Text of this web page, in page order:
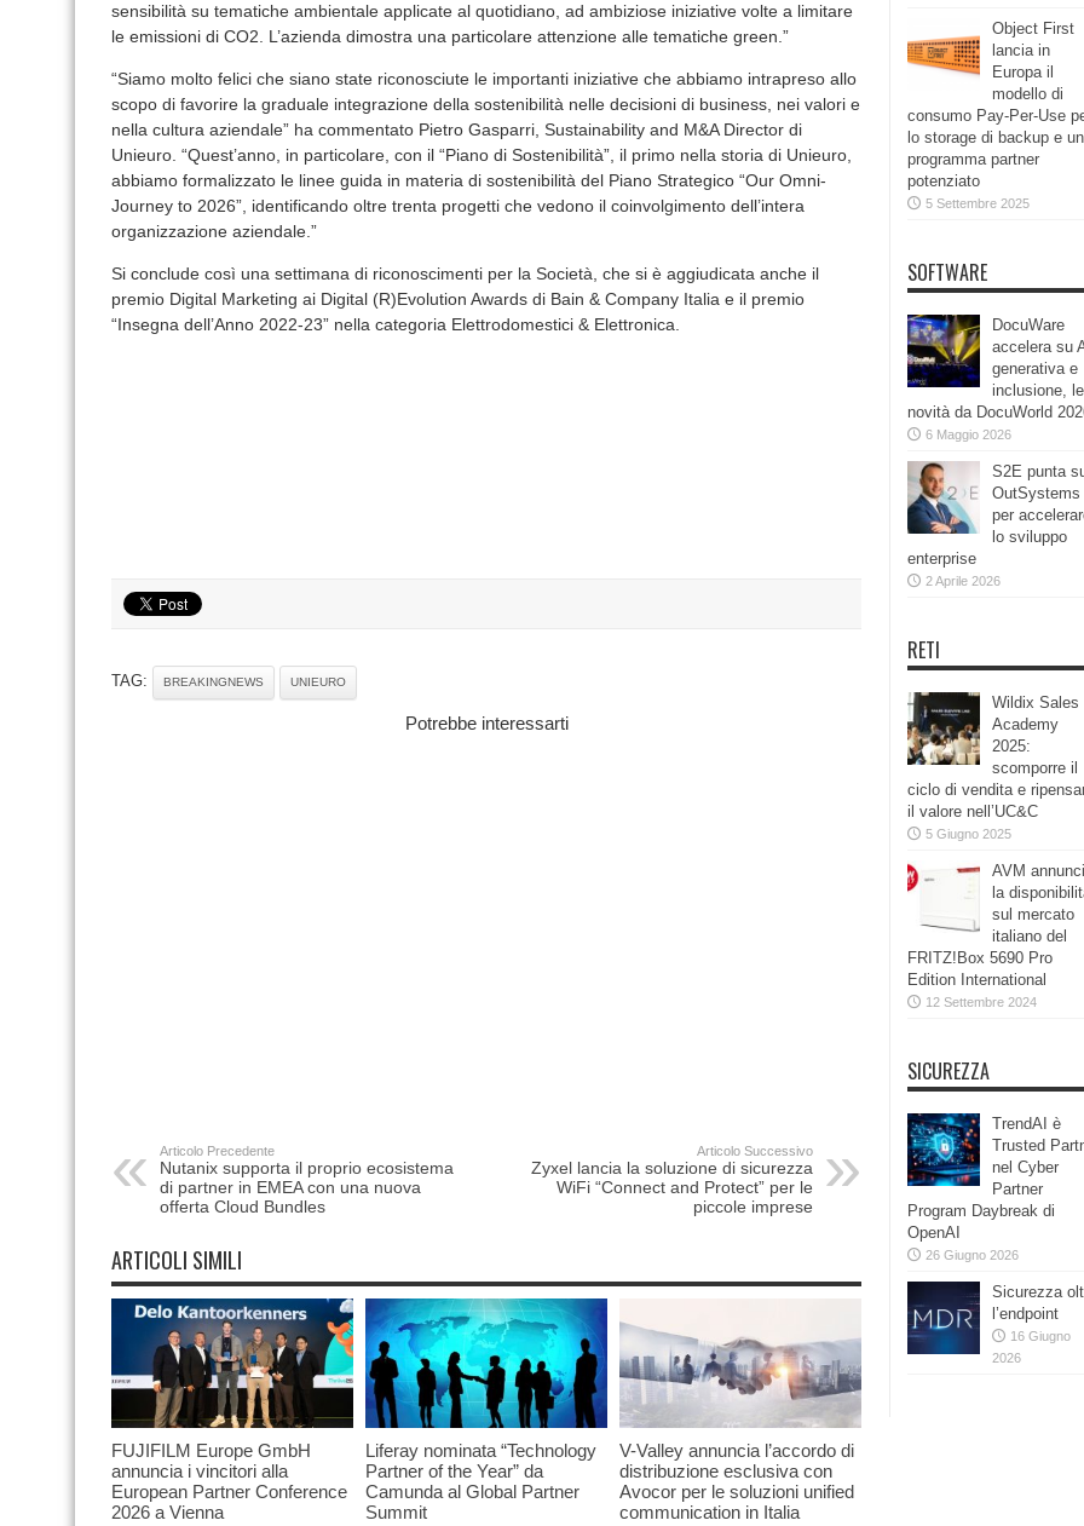
sensibilità su tematiche ambientale applicate al quotidiano, ad ambiziose iniziative volte a limitare
le emissioni di CO2. L’azienda dimostra una particolare attenzione alle tematiche green.”
“Siamo molto felici che siano state riconosciute le importanti iniziative che abbiamo intrapreso allo
scopo di favorire la graduale integrazione della sostenibilità nelle decisioni di business, nei valori e
nella cultura aziendale” ha commentato Pietro Gasparri, Sustainability and M&A Director di
Unieuro. “Quest’anno, in particolare, con il “Piano di Sostenibilità”, il primo nella storia di Unieuro,
abbiamo formalizzato le linee guida in materia di sostenibilità del Piano Strategico “Our Omni-
Journey to 2026”, identificando oltre trenta progetti che vedono il coinvolgimento dell’intera
organizzazione aziendale.”
Si conclude così una settimana di riconoscimenti per la Società, che si è aggiudicata anche il
premio Digital Marketing ai Digital (R)Evolution Awards di Bain & Company Italia e il premio
“Insegna dell’Anno 2022-23” nella categoria Elettrodomestici & Elettronica.
TAG: BREAKINGNEWS UNIEURO
Potrebbe interessarti
Articolo Precedente
Nutanix supporta il proprio ecosistema
di partner in EMEA con una nuova
offerta Cloud Bundles
Articolo Successivo
Zyxel lancia la soluzione di sicurezza
WiFi “Connect and Protect” per le
piccole imprese
ARTICOLI SIMILI
FUJIFILM Europe GmbH
annuncia i vincitori alla
European Partner Conference
2026 a Vienna
Liferay nominata “Technology
Partner of the Year” da
Camunda al Global Partner
Summit
V-Valley annuncia l’accordo di
distribuzione esclusiva con
Avocor per le soluzioni unified
communication in Italia
Object First
lancia in
Europa il
modello di
consumo Pay-Per-Use
lo storage di backup e un
programma partner
potenziato
5 Settembre 2025
SOFTWARE
DocuWare
accelera su
generativa e
inclusione, le
novità da DocuWorld
6 Maggio 2026
S2E punta
OutSystems
per
lo sviluppo
enterprise
2 Aprile 2026
RETI
Wildix Sales
Academy
2025:
scomporre il
ciclo di vendita e
il valore nell’UC&C
5 Giugno 2025
AVM
la
sul mercato
italiano del
FRITZ!Box 5690 Pro
Edition International
12 Settembre 2024
SICUREZZA
TrendAI è
Trusted
nel Cyber
Partner
Program Daybreak di
OpenAI
26 Giugno 2026
Sicurezza
l’endpoint
16 Giugno
2026